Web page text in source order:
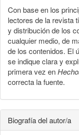
Con base en los
lectores de la revista
y distribución de los
cualquier medio, de
de los contenidos. El
se indique clara y
primera vez en
correcta la fuente.
Biografía del autor/a